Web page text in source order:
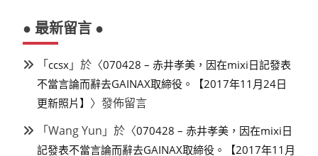
● 最新留言 ●
「ccsx 」於〈070428 – 赤井孝美，因在mixi日記發表
不當言論而辭去GAINAX取締役。【2017年11月24日
更新照片】 〉發佈留言
「Wang Yun 」於〈070428 – 赤井孝美，因在mixi日
記發表不當言論而辭去GAINAX取締役。【2017年11月